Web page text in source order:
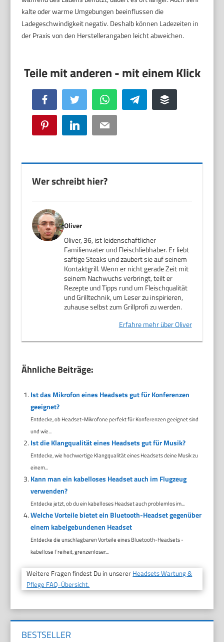
kalte oder warme Umgebungen beeinflussen die
Ladegeschwindigkeit negativ. Deshalb können Ladezeiten in
der Praxis von den Herstellerangaben leicht abweichen.
Facebook Twitter WhatsApp Telegram Buffer
Pinterest LinkedIn Email
Wer schreibt hier?
Oliver
Oliver, 36, ist leidenschaftlicher
Familienvater und Fleischliebhaber. Er liebt
saftige Steaks und zaubert sie auf seinem
Kontaktgrill. Wenn er nicht gerade Zeit mit
seinem Nachwuchs verbringt, teilt er
Rezepte und Tipps rund um Fleischqualität
und Grilltechnik, um Leser zu inspirieren,
zuhause selbst zum Grillprofi zu werden.
Erfahre mehr über Oliver
Ähnliche Beiträge:
Ist das Mikrofon eines Headsets gut für Konferenzen
geeignet?
Entdecke, ob Headset-Mikrofone perfekt für Konferenzen geeignet sind
und wie...
Ist die Klangqualität eines Headsets gut für Musik?
Entdecke, wie hochwertige Klangqualität eines Headsets deine Musik zu
einem...
Kann man ein kabelloses Headset auch im Flugzeug
verwenden?
Entdecke jetzt, ob du ein kabelloses Headset auch problemlos im...
Welche Vorteile bietet ein Bluetooth-Headset gegenüber
einem kabelgebundenen Headset
Entdecke die unschlagbaren Vorteile eines Bluetooth-Headsets -
kabellose Freiheit, grenzenloser...
Weitere Fragen findest Du in unserer Headsets Wartung &
Pflege FAQ-Übersicht.
BESTSELLER